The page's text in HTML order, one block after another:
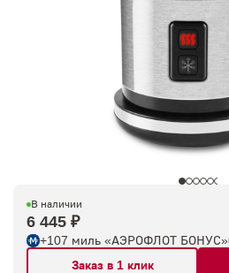
В наличии
6 445 ₽
+107 миль «АЭРОФЛОТ БОНУС»
Заказ в 1 клик